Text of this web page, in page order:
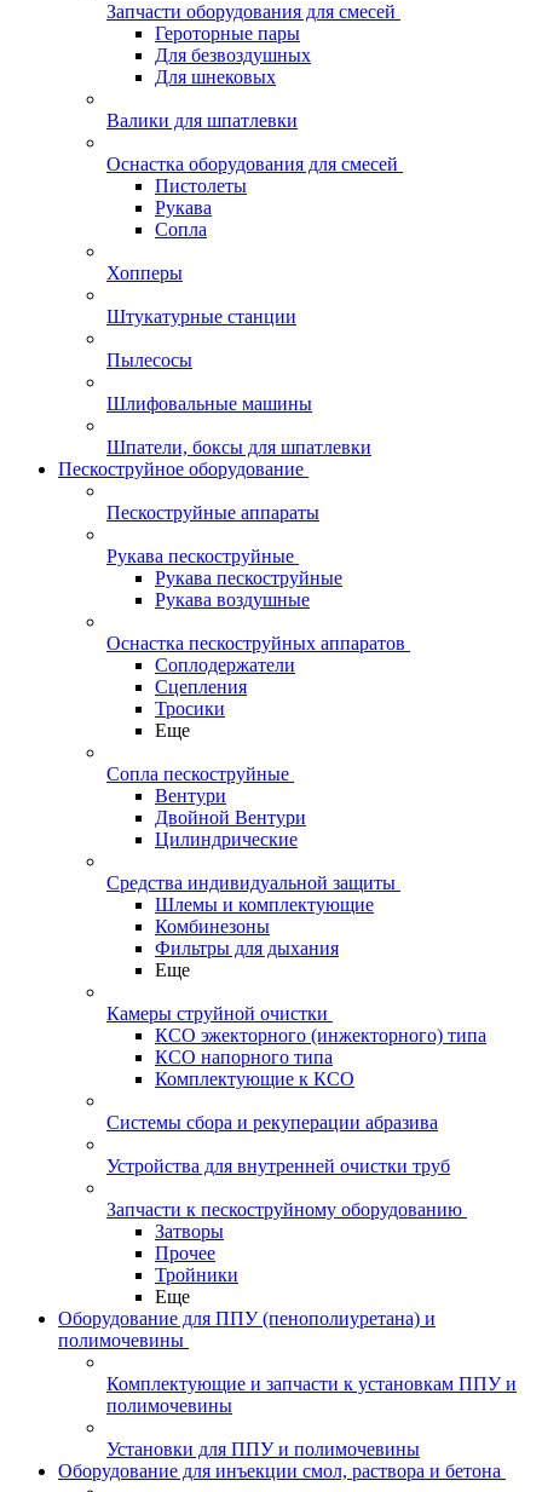
Запчасти оборудования для смесей
Героторные пары
Для безвоздушных
Для шнековых
Валики для шпатлевки
Оснастка оборудования для смесей
Пистолеты
Рукава
Сопла
Хопперы
Штукатурные станции
Пылесосы
Шлифовальные машины
Шпатели, боксы для шпатлевки
Пескоструйное оборудование
Пескоструйные аппараты
Рукава пескоструйные
Рукава пескоструйные
Рукава воздушные
Оснастка пескоструйных аппаратов
Соплодержатели
Сцепления
Тросики
Еще
Сопла пескоструйные
Вентури
Двойной Вентури
Цилиндрические
Средства индивидуальной защиты
Шлемы и комплектующие
Комбинезоны
Фильтры для дыхания
Еще
Камеры струйной очистки
КСО эжекторного (инжекторного) типа
КСО напорного типа
Комплектующие к КСО
Системы сбора и рекуперации абразива
Устройства для внутренней очистки труб
Запчасти к пескоструйному оборудованию
Затворы
Прочее
Тройники
Еще
Оборудование для ППУ (пенополиуретана) и
полимочевины
Комплектующие и запчасти к установкам ППУ и
полимочевины
Установки для ППУ и полимочевины
Оборудование для инъекции смол, раствора и бетона